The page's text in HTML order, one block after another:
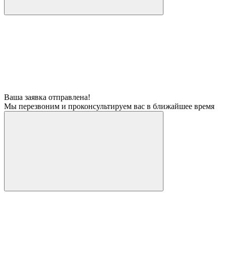
Ваша заявка отправлена!
Мы перезвоним и проконсультируем вас в ближайшее время